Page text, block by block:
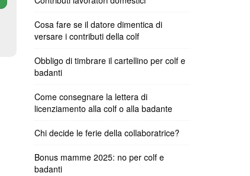
Cosa fare se il datore dimentica di
versare i contributi della colf
Obbligo di timbrare il cartellino per colf e
badanti
Come consegnare la lettera di
licenziamento alla colf o alla badante
Chi decide le ferie della collaboratrice?
Bonus mamme 2025: no per colf e
badanti